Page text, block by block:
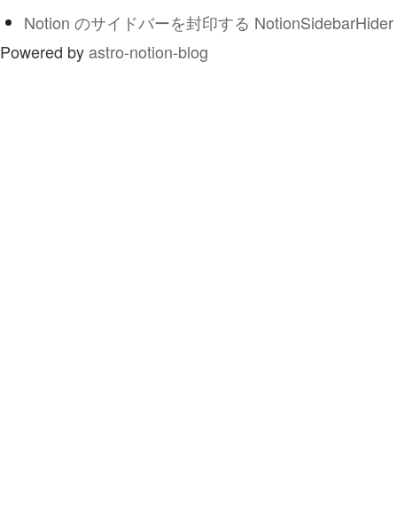
Notion のサイドバーを封印する NotionSidebarHider
Powered byastro-notion-blog